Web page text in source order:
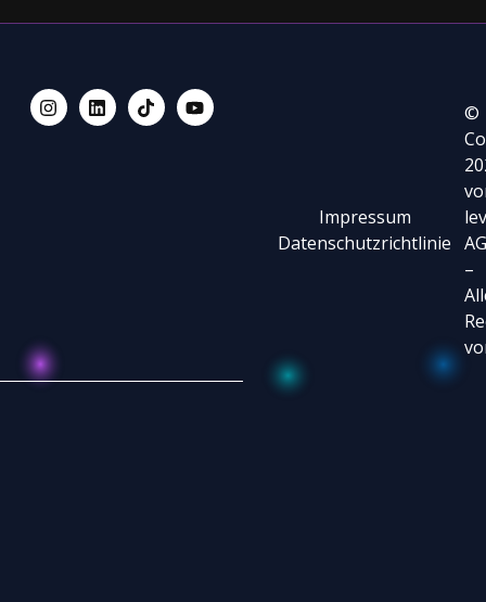
©
AG
–
Impressum
Datenschutzrichtlinie